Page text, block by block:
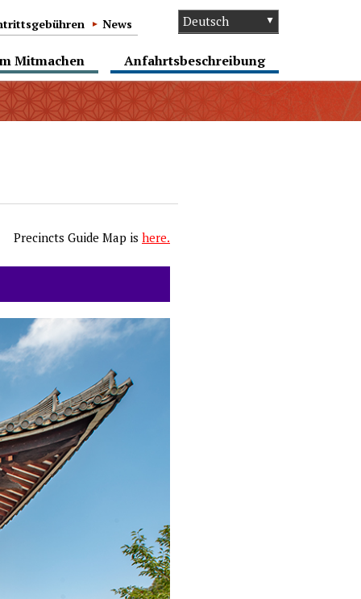
News
Mitmachen Anfahrtsbeschreibung
Precincts Guide Map is here.